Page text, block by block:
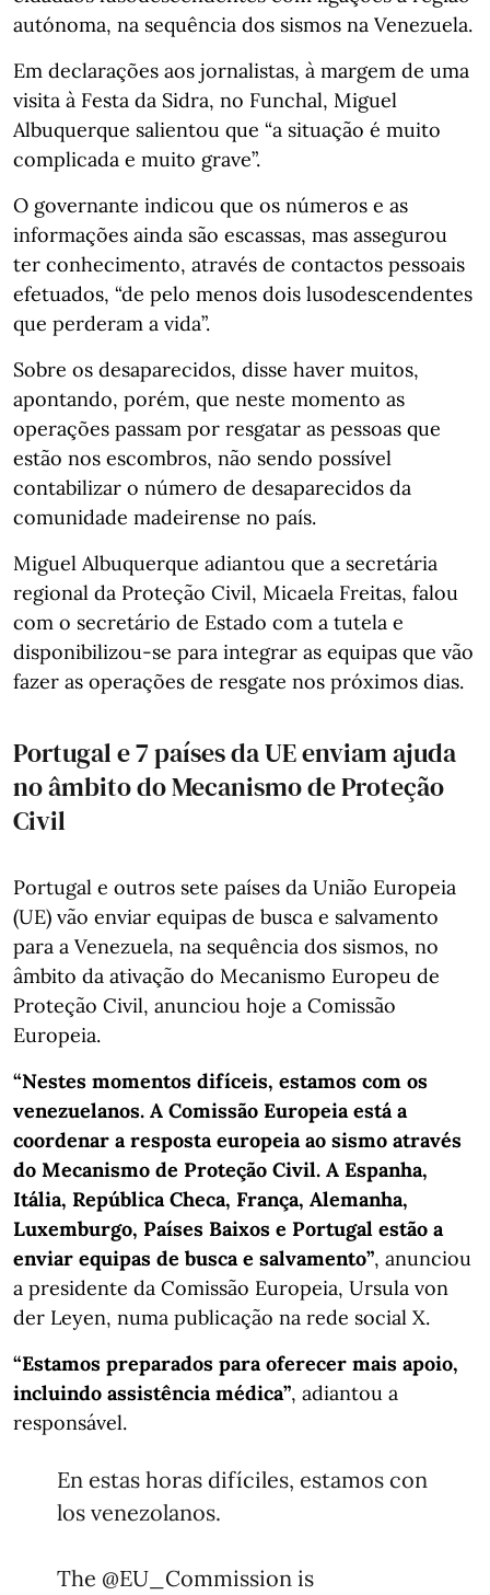
autónoma, na sequência dos sismos na Venezuela.
Em declarações aos jornalistas, à margem de uma
visita à Festa da Sidra, no Funchal, Miguel
Albuquerque salientou que “a situação é muito
complicada e muito grave”.
O governante indicou que os números e as
informações ainda são escassas, mas assegurou
ter conhecimento, através de contactos pessoais
efetuados, “de pelo menos dois lusodescendentes
que perderam a vida”.
Sobre os desaparecidos, disse haver muitos,
apontando, porém, que neste momento as
operações passam por resgatar as pessoas que
estão nos escombros, não sendo possível
contabilizar o número de desaparecidos da
comunidade madeirense no país.
Miguel Albuquerque adiantou que a secretária
regional da Proteção Civil, Micaela Freitas, falou
com o secretário de Estado com a tutela e
disponibilizou-se para integrar as equipas que vão
fazer as operações de resgate nos próximos dias.
Portugal e 7 países da UE enviam ajuda
no âmbito do Mecanismo de Proteção
Civil
Portugal e outros sete países da União Europeia
(UE) vão enviar equipas de busca e salvamento
para a Venezuela, na sequência dos sismos, no
âmbito da ativação do Mecanismo Europeu de
Proteção Civil, anunciou hoje a Comissão
Europeia.
“Nestes momentos difíceis, estamos com os
venezuelanos. A Comissão Europeia está a
coordenar a resposta europeia ao sismo através
do Mecanismo de Proteção Civil. A Espanha,
Itália, República Checa, França, Alemanha,
Luxemburgo, Países Baixos e Portugal estão a
enviar equipas de busca e salvamento”, anunciou
a presidente da Comissão Europeia, Ursula von
der Leyen, numa publicação na rede social X.
“Estamos preparados para oferecer mais apoio,
incluindo assistência médica”, adiantou a
responsável.
En estas horas difíciles, estamos con
los venezolanos.
The @EU_Commission is